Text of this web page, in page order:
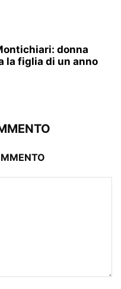
donna
la figlia di un anno